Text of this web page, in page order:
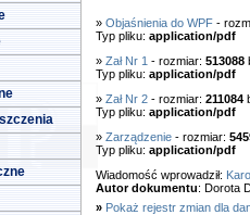
» Objaśnienia do WPF-
Typ pliku: application/pdf
» Zał Nr 1 - rozmiar: 513088
Typ pliku: application/pdf
» Zał Nr 2- rozmiar: 211084
Typ pliku: application/pdf
» Zarządzenie- rozmiar:
Typ pliku: application/pdf
Wiadomość wprowadził:
Autor dokumentu: Dorota
» Pokaż rejestr zmian dla